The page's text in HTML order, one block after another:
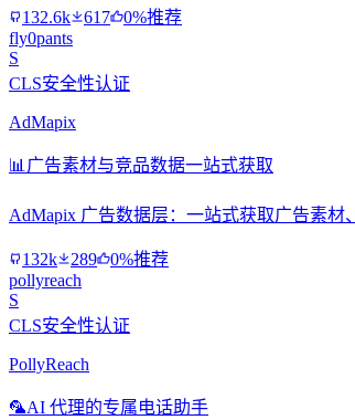
132.6k 617
0%推荐
fly0pants
S
CLS安全性认证
AdMapix
📊 广告素材与竞品数据一站式获取
AdMapix 广告数据层：一站式获取广告素材
132k 289
0%推荐
pollyreach
S
CLS安全性认证
PollyReach
🦜AI 代理的专属电话助手